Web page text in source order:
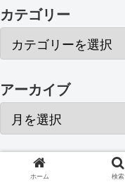
カテゴリー
アーカイブ
ホーム 検索